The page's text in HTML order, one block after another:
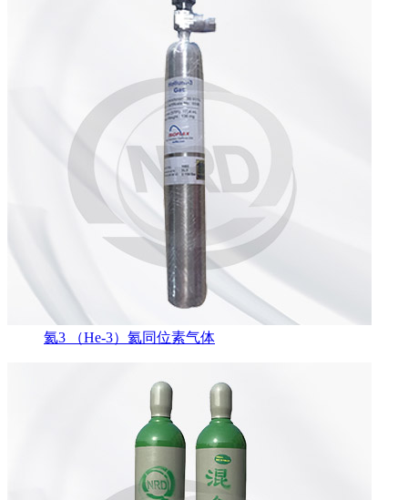
氦3 （He-3）氦同位素气体